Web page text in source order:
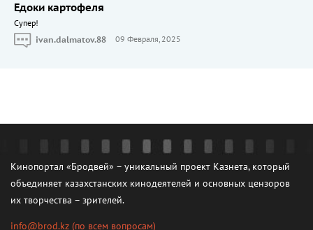
Едоки картофеля
Cупер!
ivan.dalmatov.88
09 Февраля, 2025
Кинопортал «Бродвей» – уникальный проект Казнета, который
объединяет казахстанских кинодеятелей и основных цензоров
их творчества – зрителей.
info@brod.kz (по всем вопросам)